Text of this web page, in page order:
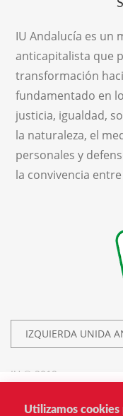
Utilizamos cookies
IU Andalucía es un
anticapitalista que
transformación
fundamentado en
justicia, igualdad,
la naturaleza, el
personales y
la convivencia
IZQUIERDA UNIDA
IU © 2019.